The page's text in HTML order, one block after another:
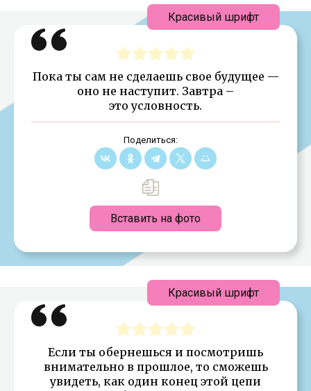
Пока ты сам не сделаешь свое будущее —
оно не наступит. Завтра –
это условность.
Поделиться:
Вставить на фото
Красивый шрифт
Если ты обернешься и посмотришь
внимательно в прошлое, то сможешь
увидеть, как один конец этой цепи
Красивый шрифт